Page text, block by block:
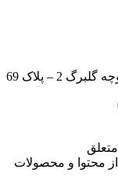
آدرس: کرج – میدان والفجر – خیابان یکتا – کوچه گلبرگ 2 – پلاک 69
و محصولات